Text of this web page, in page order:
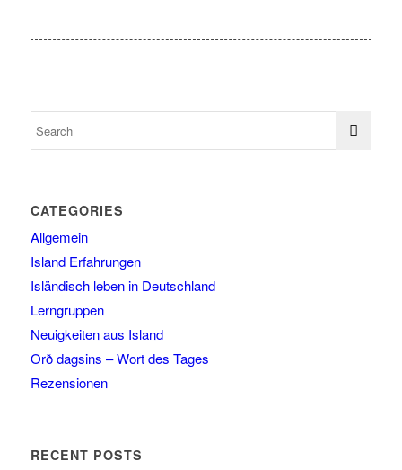
CATEGORIES
Allgemein
Island Erfahrungen
Isländisch leben in Deutschland
Lerngruppen
Neuigkeiten aus Island
Orð dagsins – Wort des Tages
Rezensionen
RECENT POSTS